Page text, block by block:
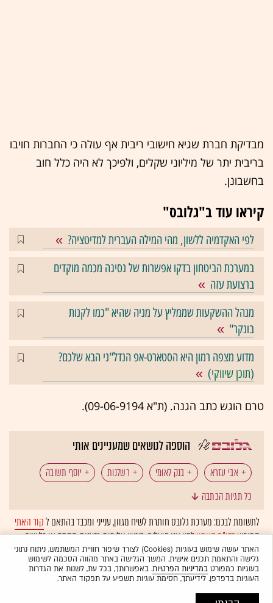
מבדיקת חברת שגיא חישובי ריבית אף עולה כי החברות חויבו
בריבית יתר של מיליוני שקלים, ולפיכך לא היה כלל חוב
בחשבונן.
קיראו עוד ב"גלובס"
לפי האקדמיה ללשון, מהי המילה העברית למדיטציה?
במערכת הביטחון בדקו אפשרות של נסיגה מכמה מוקדים
ברצועת עזה
מנהל ההשקעות שממליץ על מניה שהיא "כמו לקנות
בונקר"
מדוע מצפה רמון היא הסטארט-אפ הנדל"ני הבא שלכם?
(תוכן שיווקי)
טרם הוגש כתב הגנה. (ת"א 09-06-9194).
הוספה לנושאים שמעניינים אותי
אבי עזרא בנק לאומי רשלנות
יוסף תשובה
כל תגיות הכתבה
לתשומת לבכם: מערכת גלובס חותרת לשיח מגוון, ענייני ומכבד בהתאם לקוד האתי
המופיעבדו"ח האמוןלפיו אנו פועלים. ביטויי אלימות, גזענות, הסתה או כל שיח
בלתי הולם אחר מסוננים בצורהאוטומטיתולא יפורסמו באתר.
האתר עושה שימוש בעוגיות (Cookies) לצורך שיפור חוויית המשתמש, ניתוח נתוני
גלישה והתאמת תכנים אישית. המשך הגלישה באתר מהווה הסכמה לשימוש
בעוגיות כמפורטבמדיניות הפרטיות. באפשרותך, בכל עת, לשנות את הגדרות
העוגיות בדפדפן. לידיעתך, חסימת עוגיות תשפיע על תפקוד האתר.